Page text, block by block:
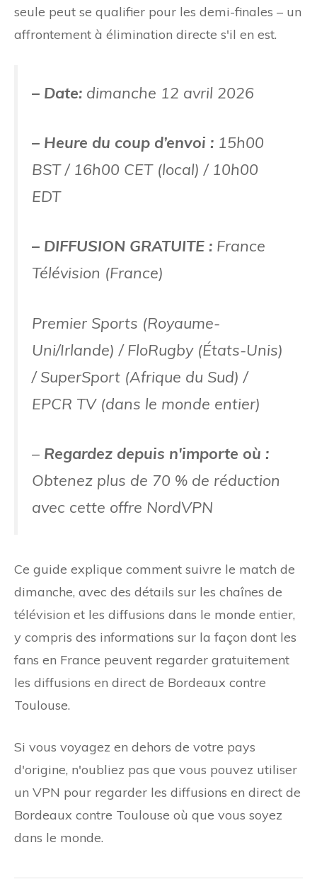
seule peut se qualifier pour les demi-finales – un
affrontement à élimination directe s'il en est.
– Date: dimanche 12 avril 2026
– Heure du coup d’envoi : 15h00
BST / 16h00 CET (local) / 10h00
EDT
– DIFFUSION GRATUITE : France
Télévision (France)
Premier Sports (Royaume-
Uni/Irlande) / FloRugby (États-Unis)
/ SuperSport (Afrique du Sud) /
EPCR TV (dans le monde entier)
– Regardez depuis n'importe où :
Obtenez plus de 70 % de réduction
avec cette offre NordVPN
Ce guide explique comment suivre le match de
dimanche, avec des détails sur les chaînes de
télévision et les diffusions dans le monde entier,
y compris des informations sur la façon dont les
fans en France peuvent regarder gratuitement
les diffusions en direct de Bordeaux contre
Toulouse.
Si vous voyagez en dehors de votre pays
d'origine, n'oubliez pas que vous pouvez utiliser
un VPN pour regarder les diffusions en direct de
Bordeaux contre Toulouse où que vous soyez
dans le monde.